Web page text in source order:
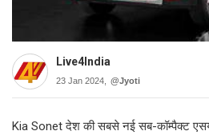
Live4India
23 Jan 2024, @Jyoti
Kia Sonet देश की सबसे नई सब-कॉम्पैक्ट